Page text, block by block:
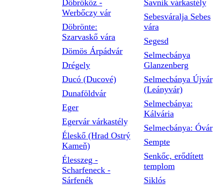
Döbrököz -
Werbőczy vár
Döbrönte:
Szarvaskő vára
Dömös Árpádvár
Drégely
Ducó (Ducové)
Dunaföldvár
Eger
Egervár várkastély
Éleskő (Hrad Ostrý
Kameň)
Élesszeg -
Scharfeneck -
Sárfenék
Savnik várkastély
Sebesváralja Sebes
vára
Segesd
Selmecbánya
Glanzenberg
Selmecbánya Újvár
(Leányvár)
Selmecbánya:
Kálvária
Selmecbánya: Óvár
Sempte
Senkőc, erődített
templom
Siklós